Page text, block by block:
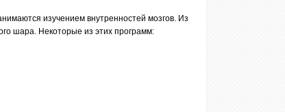
изучением внутренностей мозгов. Из
шара. Некоторые из этих программ: